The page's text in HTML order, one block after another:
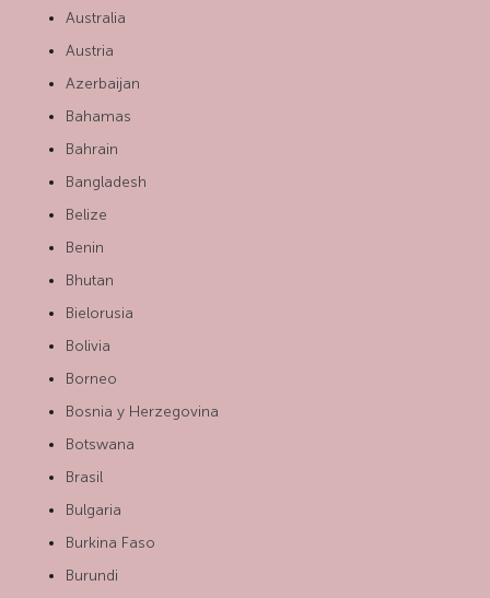
Australia
Austria
Azerbaijan
Bahamas
Bahrain
Bangladesh
Belize
Benin
Bhutan
Bielorusia
Bolivia
Borneo
Bosnia y Herzegovina
Botswana
Brasil
Bulgaria
Burkina Faso
Burundi